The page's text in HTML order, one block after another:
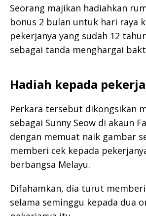
Seorang majikan hadiahkan
bonus 2 bulan untuk hari raya
pekerjanya yang sudah 12
sebagai tanda menghargai
Hadiah kepada pekerja
Perkara tersebut dikongsikan
sebagai Sunny Seow di akaun
dengan memuat naik gambar
memberi cek kepada
berbangsa Melayu.
Difahamkan, dia turut
selama seminggu kepada dua